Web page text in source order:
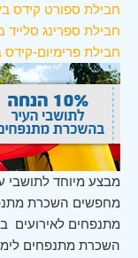
חבילת ספורט קידס
חבילת ספרינג סלייד
חבילת פרימיום-קידס
מבצע מיוחד לתושבי
מחפשים השכרת
מתנפחים לאירועים
השכרת מתנפחים